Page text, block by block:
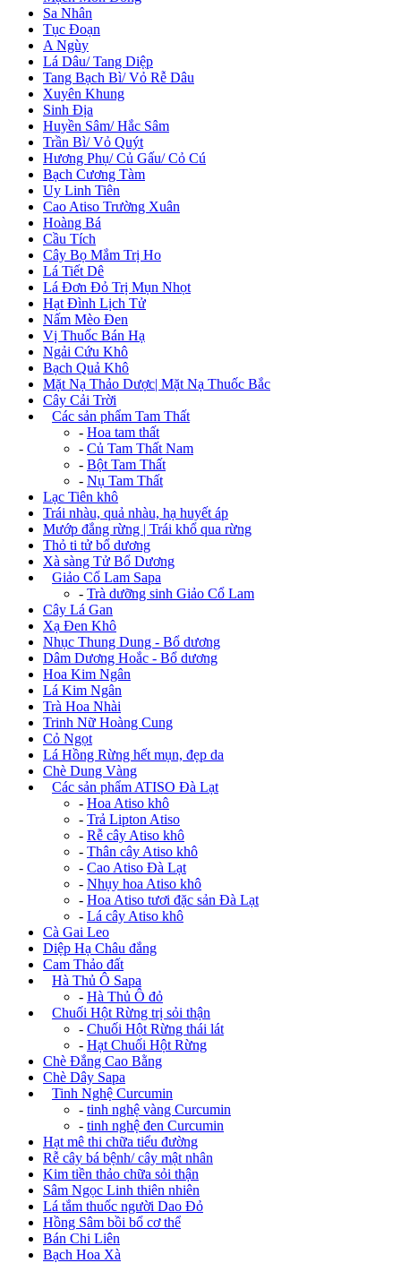
Sa Nhân
Tục Đoạn
A Ngùy
Lá Dâu/ Tang Diệp
Tang Bạch Bì/ Vỏ Rễ Dâu
Xuyên Khung
Sinh Địa
Huyền Sâm/ Hắc Sâm
Trần Bì/ Vỏ Quýt
Hương Phụ/ Củ Gấu/ Cỏ Cú
Bạch Cương Tàm
Uy Linh Tiên
Cao Atiso Trường Xuân
Hoàng Bá
Cầu Tích
Cây Bọ Mắm Trị Ho
Lá Tiết Dê
Lá Đơn Đỏ Trị Mụn Nhọt
Hạt Đình Lịch Tử
Nấm Mèo Đen
Vị Thuốc Bán Hạ
Ngải Cứu Khô
Bạch Quả Khô
Mặt Nạ Thảo Dược| Mặt Nạ Thuốc Bắc
Cây Cải Trời
Các sản phẩm Tam Thất
- Hoa tam thất
- Củ Tam Thất Nam
- Bột Tam Thất
- Nụ Tam Thất
Lạc Tiên khô
Trái nhàu, quả nhàu, hạ huyết áp
Mướp đắng rừng | Trái khổ qua rừng
Thỏ ti tử bổ dương
Xà sàng Tử Bổ Dương
Giảo Cổ Lam Sapa
- Trà dưỡng sinh Giảo Cổ Lam
Cây Lá Gan
Xạ Đen Khô
Nhục Thung Dung - Bổ dương
Dâm Dương Hoắc - Bổ dương
Hoa Kim Ngân
Lá Kim Ngân
Trà Hoa Nhài
Trinh Nữ Hoàng Cung
Cỏ Ngọt
Lá Hồng Rừng hết mụn, đẹp da
Chè Dung Vàng
Các sản phẩm ATISO Đà Lạt
- Hoa Atiso khô
- Trả Lipton Atiso
- Rễ cây Atiso khô
- Thân cây Atiso khô
- Cao Atiso Đà Lạt
- Nhụy hoa Atiso khô
- Hoa Atiso tươi đặc sản Đà Lạt
- Lá cây Atiso khô
Cà Gai Leo
Diệp Hạ Châu đắng
Cam Thảo đất
Hà Thủ Ô Sapa
- Hà Thủ Ô đỏ
Chuối Hột Rừng trị sỏi thận
- Chuối Hột Rừng thái lát
- Hạt Chuối Hột Rừng
Chè Đắng Cao Bằng
Chè Dây Sapa
Tinh Nghệ Curcumin
- tinh nghệ vàng Curcumin
- tinh nghệ đen Curcumin
Hạt mê thi chữa tiểu đường
Rễ cây bá bệnh/ cây mật nhân
Kim tiền thảo chữa sỏi thận
Sâm Ngọc Linh thiên nhiên
Lá tắm thuốc người Dao Đỏ
Hồng Sâm bồi bổ cơ thể
Bán Chi Liên
Bạch Hoa Xà